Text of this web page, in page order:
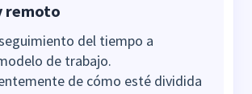
remoto
del tiempo a
de trabajo.
de cómo esté dividida